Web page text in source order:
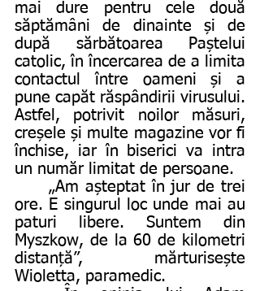
mai dure pentru cele două
săptămâni de dinainte și de
după sărbătoarea Paștelui
catolic, în încercarea de a limita
contactul între oameni și a
pune capăt răspândirii virusului.
Astfel, potrivit noilor măsuri,
creșele și multe magazine vor fi
închise, iar în biserici va intra
un număr limitat de persoane.
ore. E singurul loc unde mai au
paturi libere. Suntem din
Myszkow, de la 60 de kilometri
distanță”, mărturisește
Wioletta, paramedic.